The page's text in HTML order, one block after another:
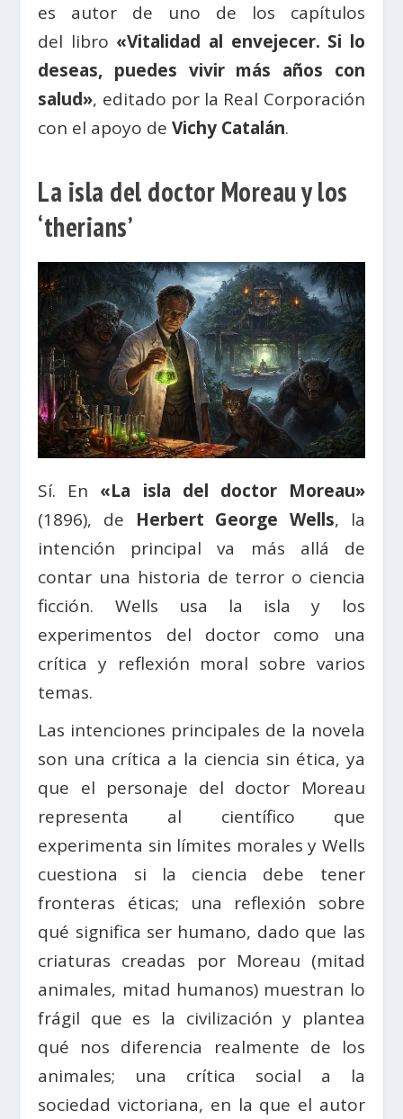
es autor de uno de los capítulos
del libro «Vitalidad al envejecer. Si lo
deseas, puedes vivir más años con
salud», editado por la Real Corporación
con el apoyo deVichy Catalán.
La isla del doctor Moreau y los
‘therians’
Sí. En «La isla del doctor Moreau»
(1896), de Herbert George Wells, la
intención principal va más allá de
contar una historia de terror o ciencia
ficción. Wells usa la isla y los
experimentos del doctor como una
crítica y reflexión moral sobre varios
temas.
Las intenciones principales de la novela
son una crítica a la ciencia sin ética, ya
que el personaje del doctor Moreau
representa al científico que
experimenta sin límites morales y Wells
cuestiona si la ciencia debe tener
fronteras éticas; una reflexión sobre
qué significa ser humano, dado que las
criaturas creadas por Moreau (mitad
animales, mitad humanos) muestran lo
frágil que es la civilización y plantea
qué nos diferencia realmente de los
animales; una crítica social a la
sociedad victoriana, en la que el autor